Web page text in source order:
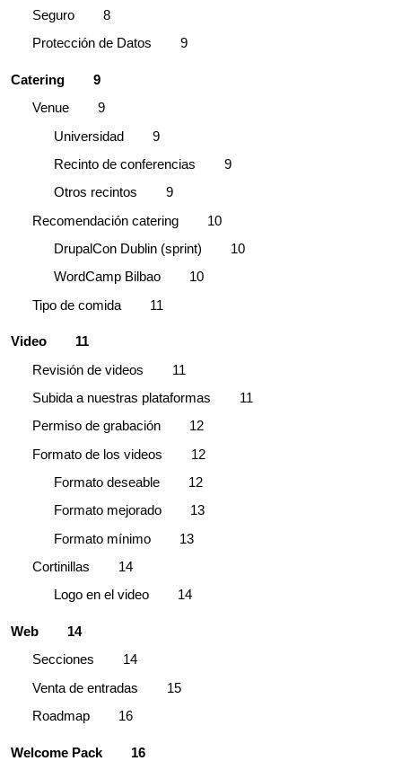
Seguro
8
Protección de Datos
9
Catering
9
Venue
9
Universidad
9
Recinto de conferencias
9
Otros recintos
9
Recomendación catering
10
DrupalCon Dublin (sprint)
10
WordCamp Bilbao
10
Tipo de comida
11
Video
11
Revisión de videos
11
Subida a nuestras plataformas
11
Permiso de grabación
12
Formato de los videos
12
Formato deseable
12
Formato mejorado
13
Formato mínimo
13
Cortinillas
14
Logo en el video
14
Web
14
Secciones
14
Venta de entradas
15
Roadmap
16
Welcome Pack
16